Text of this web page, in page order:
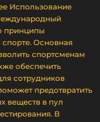
Использование
принципы
Основная
спортсменам
обеспечить
сотрудников
предотвратить
веществ в пул
В